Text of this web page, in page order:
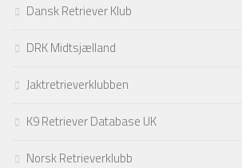
Dansk Retriever Klub
DRK Midtsjælland
Jaktretrieverklubben
K9 Retriever Database UK
Norsk Retrieverklubb